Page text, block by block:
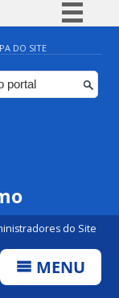
BR
DO SITE
do Site
MENU